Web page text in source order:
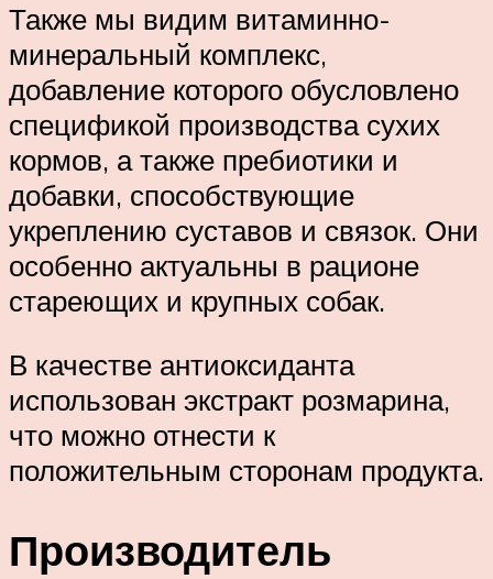
Также мы видим витаминно-
минеральный комплекс,
добавление которого обусловлено
спецификой производства сухих
кормов, а также пребиотики и
добавки, способствующие
укреплению суставов и связок. Они
особенно актуальны в рационе
стареющих и крупных собак.
В качестве антиоксиданта
использован экстракт розмарина,
что можно отнести к
положительным сторонам продукта.
Производитель